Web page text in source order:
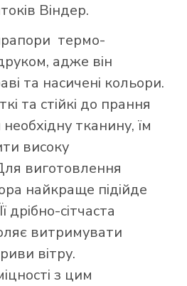
Віндер.
термо-
адже він
та насичені кольори.
та стійкі до прання
тканину, їм
високу
виготовлення
найкраще підійде
дрібно-сітчаста
витримувати
вітру.
з цим